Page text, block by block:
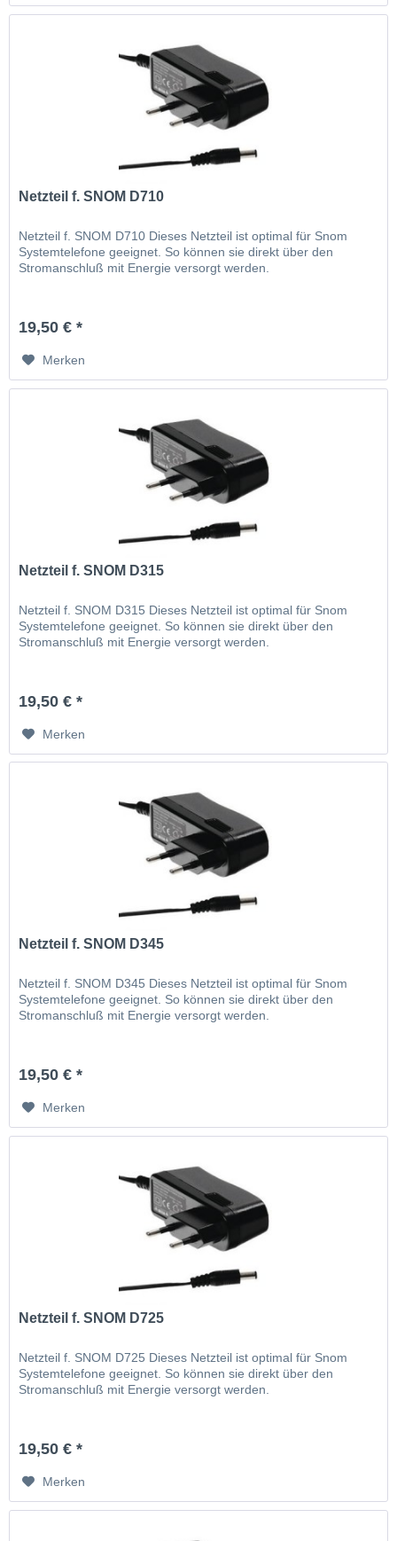
Netzteil f. SNOM D710
Netzteil f. SNOM D710 Dieses Netzteil ist optimal für Snom
Systemtelefone geeignet. So können sie direkt über den
Stromanschluß mit Energie versorgt werden.
19,50 € *
Merken
Netzteil f. SNOM D315
Netzteil f. SNOM D315 Dieses Netzteil ist optimal für Snom
Systemtelefone geeignet. So können sie direkt über den
Stromanschluß mit Energie versorgt werden.
19,50 € *
Merken
Netzteil f. SNOM D345
Netzteil f. SNOM D345 Dieses Netzteil ist optimal für Snom
Systemtelefone geeignet. So können sie direkt über den
Stromanschluß mit Energie versorgt werden.
19,50 € *
Merken
Netzteil f. SNOM D725
Netzteil f. SNOM D725 Dieses Netzteil ist optimal für Snom
Systemtelefone geeignet. So können sie direkt über den
Stromanschluß mit Energie versorgt werden.
19,50 € *
Merken